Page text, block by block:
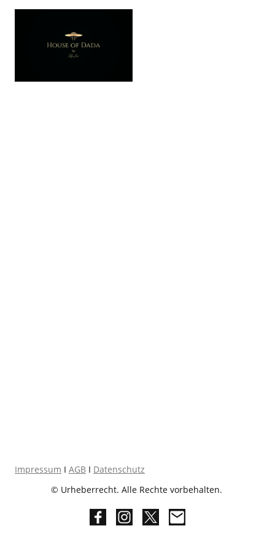
Impressum I AGB I Datenschutz
© Urheberrecht. Alle Rechte vorbehalten.